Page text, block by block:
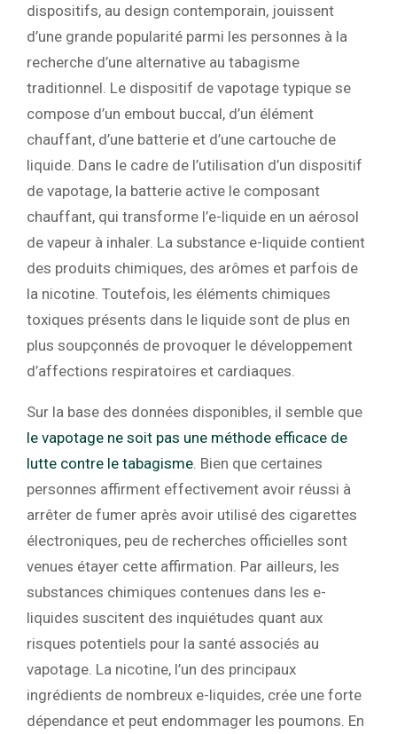
dispositifs, au design contemporain, jouissent
d’une grande popularité parmi les personnes à la
recherche d’une alternative au tabagisme
traditionnel. Le dispositif de vapotage typique se
compose d’un embout buccal, d’un élément
chauffant, d’une batterie et d’une cartouche de
liquide. Dans le cadre de l’utilisation d’un dispositif
de vapotage, la batterie active le composant
chauffant, qui transforme l’e-liquide en un aérosol
de vapeur à inhaler. La substance e-liquide contient
des produits chimiques, des arômes et parfois de
la nicotine. Toutefois, les éléments chimiques
toxiques présents dans le liquide sont de plus en
plus soupçonnés de provoquer le développement
d’affections respiratoires et cardiaques.
Sur la base des données disponibles, il semble que
le vapotage ne soit pas une méthode efficace de
lutte contre le tabagisme . Bien que certaines
personnes affirment effectivement avoir réussi à
arrêter de fumer après avoir utilisé des cigarettes
électroniques, peu de recherches officielles sont
venues étayer cette affirmation. Par ailleurs, les
substances chimiques contenues dans les e-
liquides suscitent des inquiétudes quant aux
risques potentiels pour la santé associés au
vapotage. La nicotine, l’un des principaux
ingrédients de nombreux e-liquides, crée une forte
dépendance et peut endommager les poumons. En